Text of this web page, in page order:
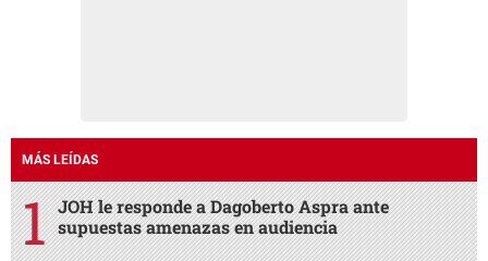
MÁS LEÍDAS
JOH le responde a Dagoberto Aspra ante
supuestas amenazas en audiencia